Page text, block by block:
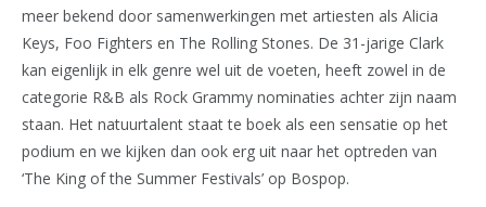
meer bekend door samenwerkingen met artiesten als Alicia
Keys, Foo Fighters en The Rolling Stones. De 31-jarige Clark
kan eigenlijk in elk genre wel uit de voeten, heeft zowel in de
categorie R&B als Rock Grammy nominaties achter zijn naam
staan. Het natuurtalent staat te boek als een sensatie op het
podium en we kijken dan ook erg uit naar het optreden van
‘The King of the Summer Festivals’ op Bospop.